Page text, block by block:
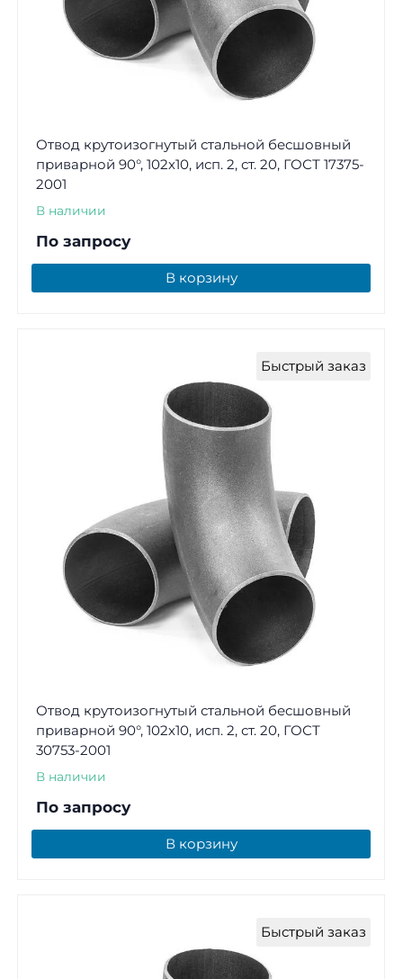
Отвод крутоизогнутый стальной бесшовный
приварной 90°, 102х10, исп. 2, ст. 20, ГОСТ 17375-
2001
В наличии
По запросу
В корзину
Быстрый заказ
Отвод крутоизогнутый стальной бесшовный
приварной 90°, 102х10, исп. 2, ст. 20, ГОСТ
30753-2001
В наличии
По запросу
В корзину
Быстрый заказ